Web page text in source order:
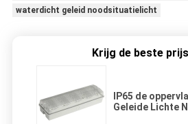
waterdicht geleid noodsituatielicht
Krijg de beste
IP65 de
Geleide Lichte